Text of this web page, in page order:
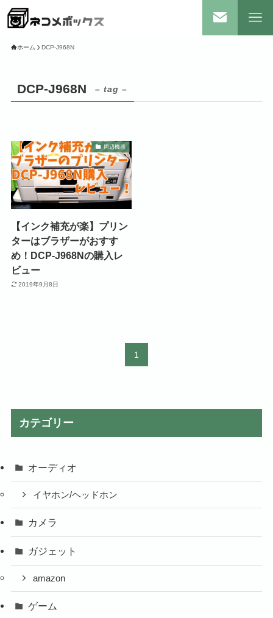
ホーム DCP-J968N
DCP-J968N – tag –
周辺機器
【インク補充が楽】プリン
ターはブラザーがおすす
め！DCP-J968Nの購入レ
ビュー
2019年9月8日
1
カテゴリー
オーディオ
イヤホン/ヘッドホン
カメラ
ガジェット
amazon
ゲーム